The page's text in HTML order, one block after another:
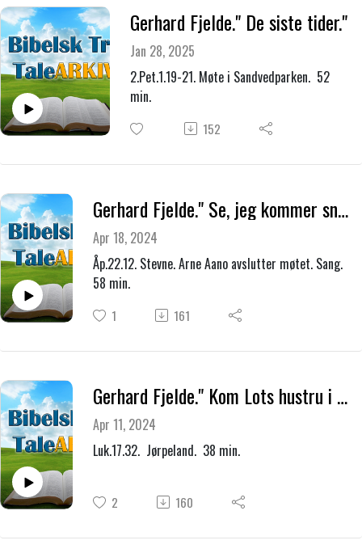
Gerhard Fjelde." De siste tider."
Jan 28, 2025
2.Pet.1.19-21. Møte i Sandvedparken. 52
min.
152
Gerhard Fjelde." Se, jeg kommer snart igjen."
Apr 18, 2024
Åp.22.12. Stevne. Arne Aano avslutter møtet. Sang.
58 min.
1 161
Gerhard Fjelde." Kom Lots hustru i hu !
Apr 11, 2024
Luk.17.32. Jørpeland. 38 min.
2 160